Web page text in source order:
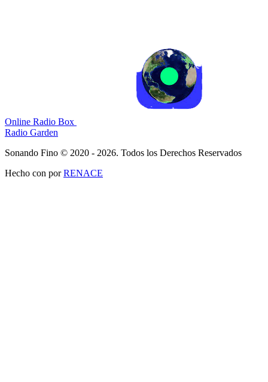
Online Radio Box
Radio Garden
Sonando Fino © 2020 - 2026. Todos los Derechos Reservados
Hecho con porRENACE